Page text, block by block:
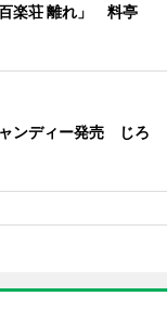
楽荘 離れ」 料亭
ンディー発売 じろ